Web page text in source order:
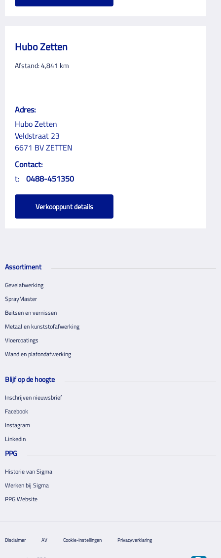
Hubo Zetten
Afstand:4,841 km
Adres:
Hubo Zetten
Veldstraat 23
6671 BV ZETTEN
Contact:
t: 0488-451350
Verkooppunt details
Assortiment
Gevelafwerking
SprayMaster
Beitsen en vernissen
Metaal en kunststofafwerking
Vloercoatings
Wand en plafondafwerking
Blijf op de hoogte
Inschrijven nieuwsbrief
Facebook
Instagram
Linkedin
PPG
Historie van Sigma
Werken bij Sigma
PPG Website
Disclaimer AV Cookie-instellingen Privacyverklaring